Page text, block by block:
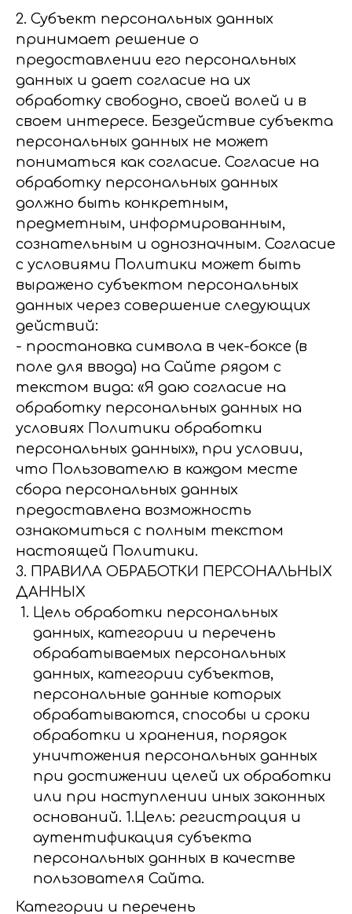
2. Субъект персональных данных
принимает решение о
предоставлении его персональных
данных и дает согласие на их
обработку свободно, своей волей и в
своем интересе. Бездействие субъекта
персональных данных не может
пониматься как согласие. Согласие на
обработку персональных данных
должно быть конкретным,
предметным, информированным,
сознательным и однозначным. Согласие
с условиями Политики может быть
выражено субъектом персональных
данных через совершение следующих
действий:
- простановка символа в чек-боксе (в
поле для ввода) на Сайте рядом с
текстом вида: «Я даю согласие на
обработку персональных данных на
условиях Политики обработки
персональных данных», при условии,
что Пользователю в каждом месте
сбора персональных данных
предоставлена возможность
ознакомиться с полным текстом
настоящей Политики.
3. ПРАВИЛА ОБРАБОТКИ ПЕРСОНАЛЬНЫХ
ДАННЫХ
Цель обработки персональных
данных, категории и перечень
обрабатываемых персональных
данных, категории субъектов,
персональные данные которых
обрабатываются, способы и сроки
обработки и хранения, порядок
уничтожения персональных данных
при достижении целей их обработки
или при наступлении иных законных
оснований. 1.Цель: регистрация и
аутентификация субъекта
персональных данных в качестве
пользователя Сайта.
Категории и перечень